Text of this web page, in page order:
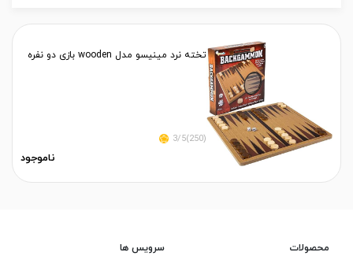
تخته نرد مینیسو مدل wooden بازی دو نفره
(250)3/5
ناموجود
محصولات
سرویس ها